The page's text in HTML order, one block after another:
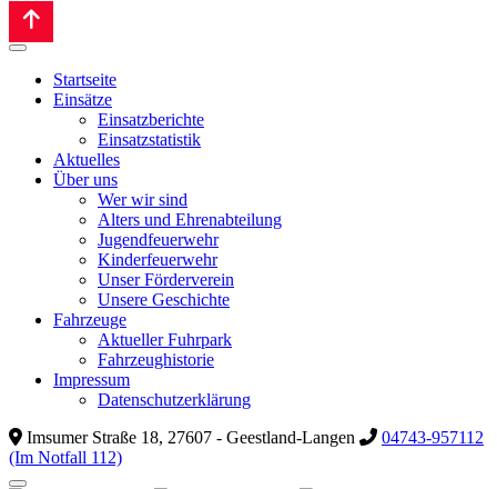
Startseite
Einsätze
Einsatzberichte
Einsatzstatistik
Aktuelles
Über uns
Wer wir sind
Alters und Ehrenabteilung
Jugendfeuerwehr
Kinderfeuerwehr
Unser Förderverein
Unsere Geschichte
Fahrzeuge
Aktueller Fuhrpark
Fahrzeughistorie
Impressum
Datenschutzerklärung
Imsumer Straße 18, 27607 - Geestland-Langen
04743-957112
(Im Notfall 112)